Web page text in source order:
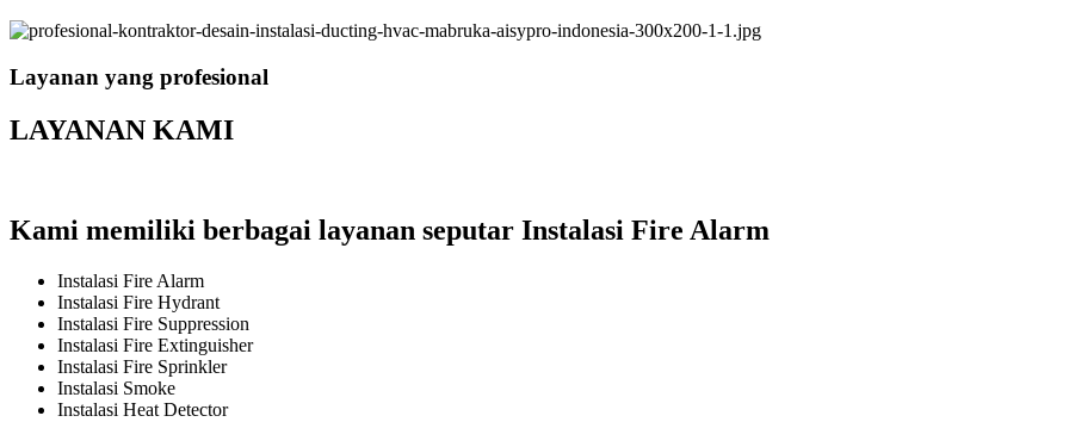
Layanan yang profesional
LAYANAN KAMI
Kami memiliki berbagai layanan seputar Instalasi Fire Alarm
Instalasi Fire Alarm
Instalasi Fire Hydrant
Instalasi Fire Suppression
Instalasi Fire Extinguisher
Instalasi Fire Sprinkler
Instalasi Smoke
Instalasi Heat Detector